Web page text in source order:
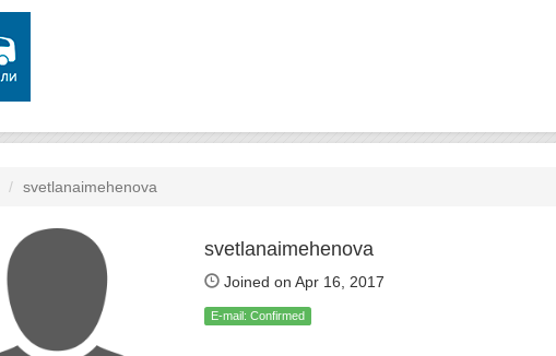
svetlanaimehenova
svetlanaimehenova
Joined on Apr 16, 2017
E-mail: Confirmed